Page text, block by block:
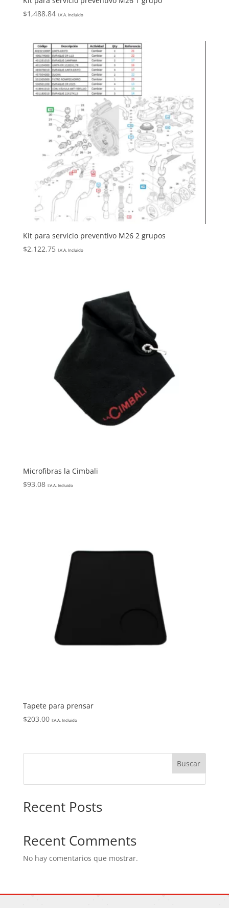
$1,488.84 I.V.A. Incluido
Kit para servicio preventivo M26 2 grupos
$2,122.75 I.V.A. Incluido
Microfibras la Cimbali
$93.08 I.V.A. Incluido
Tapete para prensar
$203.00 I.V.A. Incluido
Buscar
Recent Posts
Recent Comments
No hay comentarios que mostrar.